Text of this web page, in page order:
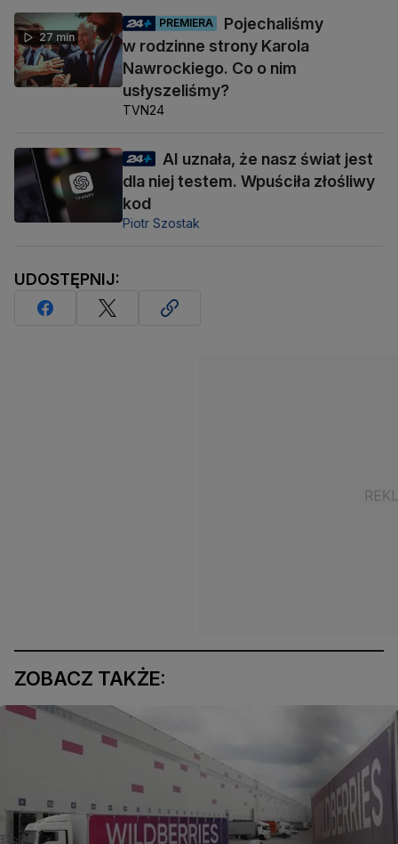
27 min
PREMIERA
Pojechaliśmy
w rodzinne strony Karola
Nawrockiego. Co o nim
usłyszeliśmy?
TVN24
AI uznała, że nasz świat jest
dla niej testem. Wpuściła złośliwy
kod
Piotr Szostak
UDOSTĘPNIJ:
ZOBACZ TAKŻE: